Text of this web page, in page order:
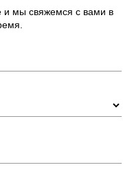
и мы свяжемся с вами в